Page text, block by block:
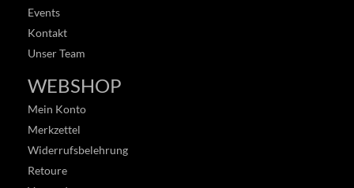
Events
Kontakt
Unser Team
WEBSHOP
Mein Konto
Merkzettel
Widerrufsbelehrung
Retoure